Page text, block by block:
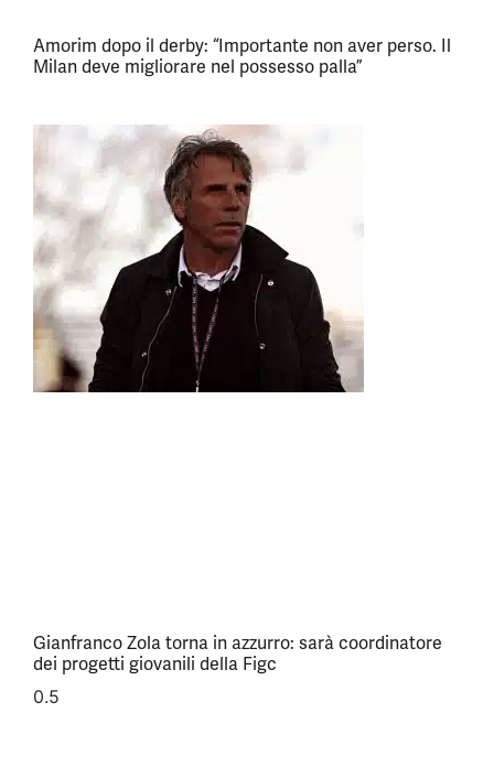
Amorim dopo il derby: “Importante non aver perso. Il
Milan deve migliorare nel possesso palla”
Gianfranco Zola torna in azzurro: sarà coordinatore
dei progetti giovanili della Figc